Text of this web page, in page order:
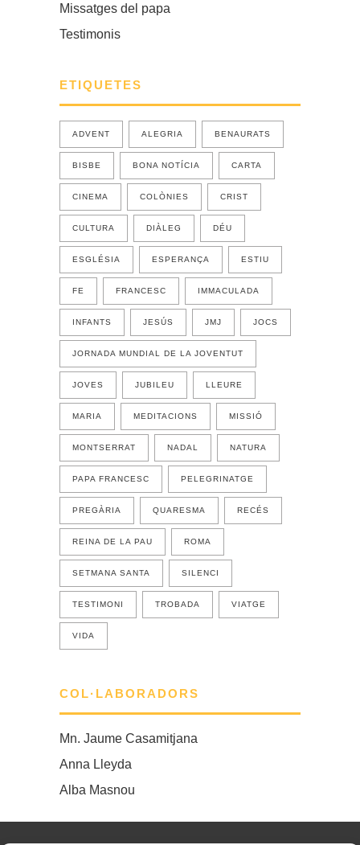
Missatges del papa
Testimonis
ETIQUETES
ADVENT ALEGRIA BENAURATS
BISBE BONA NOTÍCIA CARTA
CINEMA COLÒNIES CRIST
CULTURA DIÀLEG DÉU
ESGLÉSIA ESPERANÇA ESTIU
FE FRANCESC IMMACULADA
INFANTS JESÚS JMJ JOCS
JORNADA MUNDIAL DE LA JOVENTUT
JOVES JUBILEU LLEURE
MARIA MEDITACIONS MISSIÓ
MONTSERRAT NADAL NATURA
PAPA FRANCESC PELEGRINATGE
PREGÀRIA QUARESMA RECÉS
REINA DE LA PAU ROMA
SETMANA SANTA SILENCI
TESTIMONI TROBADA VIATGE
VIDA
COL·LABORADORS
Mn. Jaume Casamitjana
Anna Lleyda
Alba Masnou